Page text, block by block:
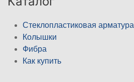
Стеклопластиковая арматура
Колышки
Фибра
Как купить